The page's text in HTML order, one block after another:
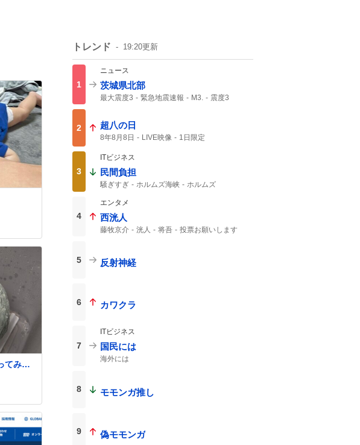
てみた
いと思
トレンド 19:20更新
1
ニュース
茨城県北部
最大震度3 緊急地震速報 M3.
震度3
2 超八の日
8年8月8日 LIVE映像 1日限定
3
ITビジネス
民間負担
騒ぎすぎ ホルムズ海峡 ホルムズ
4
エンタメ
西洸人
藤牧京介 洸人 将吾
投票お願いします
5 反射神経
6 カワクラ
7
ITビジネス
国民には
海外には
8 モモンガ推し
9 偽モモンガ